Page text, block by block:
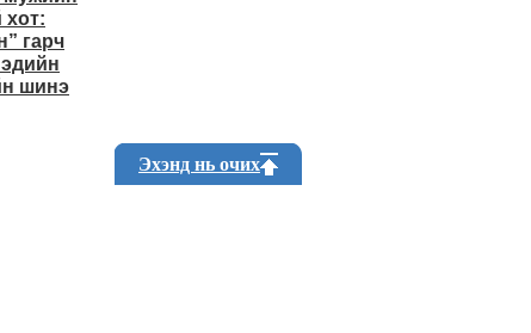
гарч
шинэ
Эхэнд нь очих